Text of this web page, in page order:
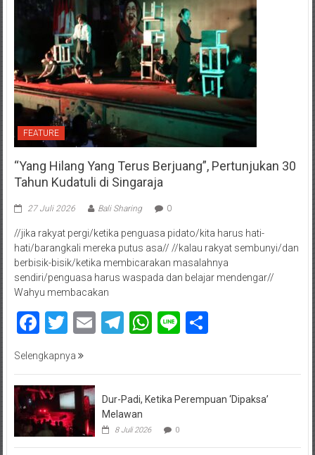
FEATURE
“Yang Hilang Yang Terus Berjuang”, Pertunjukan 30
Tahun Kudatuli di Singaraja
27 Juli 2026 Bali Sharing 0
//jika rakyat pergi/ketika penguasa pidato/kita harus hati-
hati/barangkali mereka putus asa// //kalau rakyat sembunyi/dan
berbisik-bisik/ketika membicarakan masalahnya
sendiri/penguasa harus waspada dan belajar mendengar//
Wahyu membacakan
Facebook
Twitter
EmailTelegram
WhatsApp
LineShare
Selengkapnya
Dur-Padi, Ketika Perempuan ‘Dipaksa’
Melawan
8 Juli 2026 0